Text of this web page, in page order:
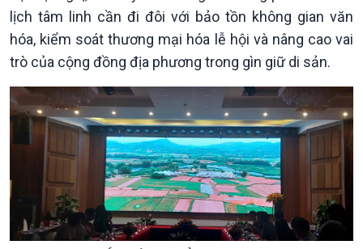
lịch tâm linh cần đi đôi với bảo tồn không gian văn
hóa, kiểm soát thương mại hóa lễ hội và nâng cao vai
trò của cộng đồng địa phương trong gìn giữ di sản.